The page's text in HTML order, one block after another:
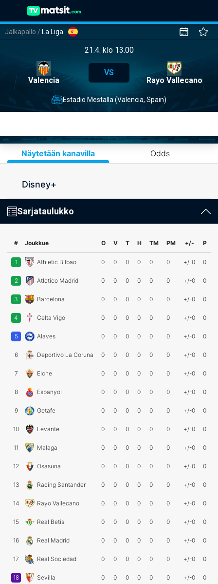
Jalkapallo / La Liga
21.4. klo 13.00
Valencia
VS
Rayo Vallecano
Estadio Mestalla (Valencia, Spain)
Näytetään kanavilla Odds
Disney+
Sarjataulukko
# Joukkue O V T H TM PM +/- P
1 Athletic Bilbao 0 0 0 0 0 0 +/-0 0
2 Atletico Madrid 0 0 0 0 0 0 +/-0 0
3 Barcelona 0 0 0 0 0 0 +/-0 0
4 Celta Vigo 0 0 0 0 0 0 +/-0 0
5 Alaves 0 0 0 0 0 0 +/-0 0
6 Deportivo La Coruna 0 0 0 0 0 0 +/-0 0
7 Elche 0 0 0 0 0 0 +/-0 0
8 Espanyol 0 0 0 0 0 0 +/-0 0
9 Getafe 0 0 0 0 0 0 +/-0 0
10 Levante 0 0 0 0 0 0 +/-0 0
11 Malaga 0 0 0 0 0 0 +/-0 0
12 Osasuna 0 0 0 0 0 0 +/-0 0
13 Racing Santander 0 0 0 0 0 0 +/-0 0
14 Rayo Vallecano 0 0 0 0 0 0 +/-0 0
15 Real Betis 0 0 0 0 0 0 +/-0 0
16 Real Madrid 0 0 0 0 0 0 +/-0 0
17 Real Sociedad 0 0 0 0 0 0 +/-0 0
18 Sevilla 0 0 0 0 0 0 +/-0 0